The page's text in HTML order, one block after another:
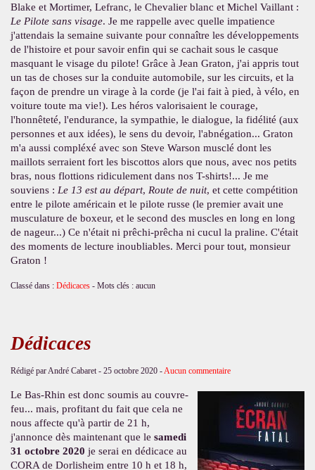
Blake et Mortimer, Lefranc, le Chevalier blanc et Michel Vaillant :
Le Pilote sans visage. Je me rappelle avec quelle impatience
j'attendais la semaine suivante pour connaître les développements
de l'histoire et pour savoir enfin qui se cachait sous le casque
masquant le visage du pilote! Grâce à Jean Graton, j'ai appris tout
un tas de choses sur la conduite automobile, sur les circuits, et la
façon de prendre un virage à la corde (je l'ai fait à pied, à vélo, en
voiture toute ma vie!). Les héros valorisaient le courage,
l'honnêteté, l'endurance, la sympathie, le dialogue, la fidélité (aux
personnes et aux idées), le sens du devoir, l'abnégation... Graton
m'a aussi compléxé avec son Steve Warson musclé dont les
maillots serraient fort les biscottos alors que nous, avec nos petits
bras, nous flottions ridiculement dans nos T-shirts!... Je me
souviens : Le 13 est au départ, Route de nuit, et cette compétition
entre le pilote américain et le pilote russe (le premier avait une
musculature de boxeur, et le second des muscles en long en long
de nageur...) Ce n'était ni prêchi-prêcha ni cucul la praline. C'était
des moments de lecture inoubliables. Merci pour tout, monsieur
Graton !
Classé dans : Dédicaces- Mots clés : aucun
Dédicaces
Rédigé par André Cabaret - 25 octobre 2020- Aucun commentaire
Le Bas-Rhin est donc soumis au couvre-
feu... mais, profitant du fait que cela ne
nous affecte qu'à partir de 21 h,
j'annonce dès maintenant que le samedi
31 octobre 2020 je serai en dédicace au
CORA de Dorlisheim entre 10 h et 18 h,